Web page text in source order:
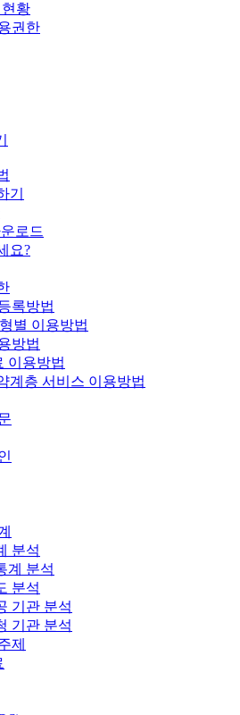
현황
권한
기
로드
요?
록방법
별 이용방법
방법
이용방법
계층 서비스 이용방법
분석
계 분석
분석
기관 분석
기관 분석
제